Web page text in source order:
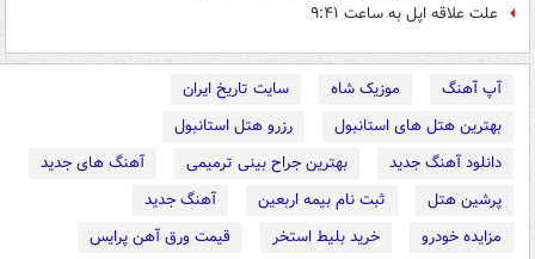
علت علاقه اپل به ساعت ۹:۴۱
آپ آهنگ موزیک شاه
سایت تاریخ ایران
بهترین هتل های استانبول
رزرو هتل استانبول
دانلود آهنگ جدید
بهترین جراح بینی ترمیمی
آهنگ های جدید
پرشین هتل
ثبت نام بیمه اربعین
آهنگ جدید
مزایده خودرو
خرید بلیط استخر
قیمت ورق آهن پرایس